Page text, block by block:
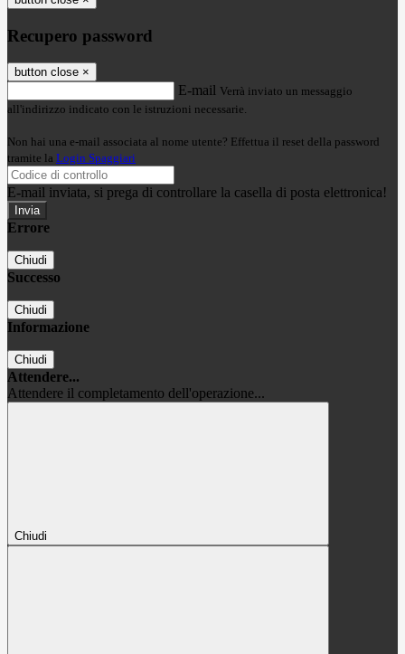
Recupero password
button close ×
E-mail Verrà inviato un messaggio
all'indirizzo indicato con le istruzioni necessarie.
Non hai una e-mail associata al nome utente? Effettua il reset della password
tramite la Login Spaggiari
E-mail inviata, si prega di controllare la casella di posta elettronica!
Errore
Chiudi
Successo
Chiudi
Informazione
Chiudi
Attendere...
Attendere il completamento dell'operazione...
Chiudi